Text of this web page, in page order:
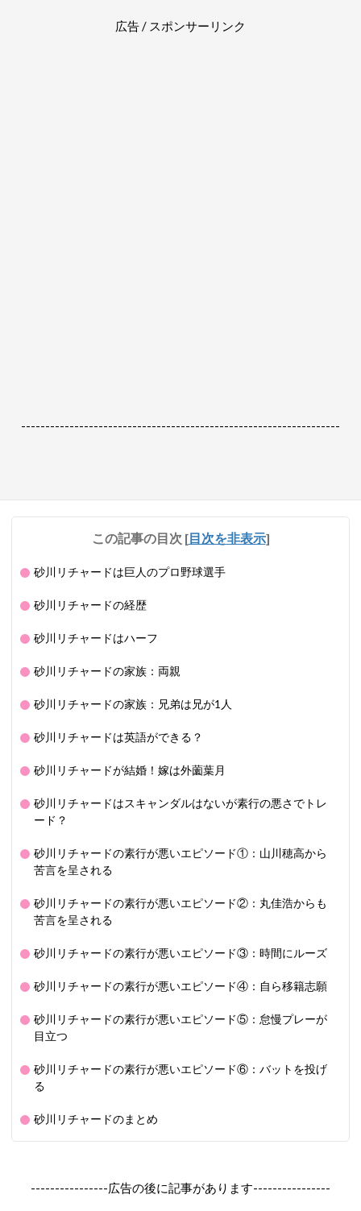
広告 / スポンサーリンク
------------------------------------------------------------------
この記事の目次 [目次を非表示]
砂川リチャードは巨人のプロ野球選手
砂川リチャードの経歴
砂川リチャードはハーフ
砂川リチャードの家族：両親
砂川リチャードの家族：兄弟は兄が1人
砂川リチャードは英語ができる？
砂川リチャードが結婚！嫁は外薗葉月
砂川リチャードはスキャンダルはないが素行の悪さでトレ
ード？
砂川リチャードの素行が悪いエピソード①：山川穂高から
苦言を呈される
砂川リチャードの素行が悪いエピソード②：丸佳浩からも
苦言を呈される
砂川リチャードの素行が悪いエピソード③：時間にルーズ
砂川リチャードの素行が悪いエピソード④：自ら移籍志願
砂川リチャードの素行が悪いエピソード⑤：怠慢プレーが
目立つ
砂川リチャードの素行が悪いエピソード⑥：バットを投げ
る
砂川リチャードのまとめ
----------------広告の後に記事があります----------------